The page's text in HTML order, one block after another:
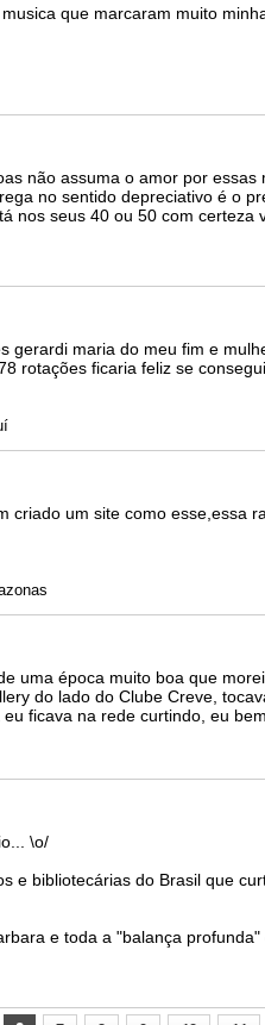
que marcaram muito
não assuma o amor por essas
no sentido depreciativo é o
nos seus 40 ou 50 com certeza
gerardi maria do meu fim e
rotações ficaria feliz se
criado um site como esse,essa
uma época muito boa que
do lado do Clube Creve,
ficava na rede curtindo, eu
\o/
e bibliotecárias do Brasil que
e toda a "balança profunda"